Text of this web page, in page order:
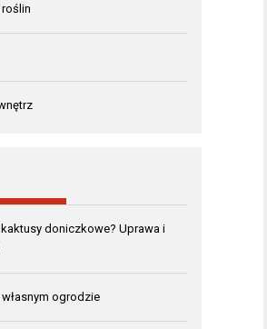
doniczkowe? Uprawa i
ogrodzie